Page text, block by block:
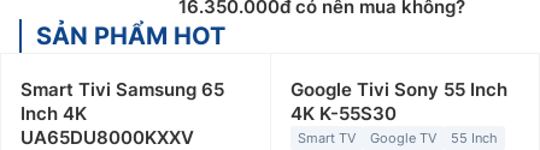
16.350.000đ có nên mua không?
SẢN PHẨM HOT
Smart Tivi Samsung 65
Inch 4K
UA65DU8000KXXV
Google Tivi Sony 55 Inch
4K K-55S30
Smart TV Google TV 55 Inch